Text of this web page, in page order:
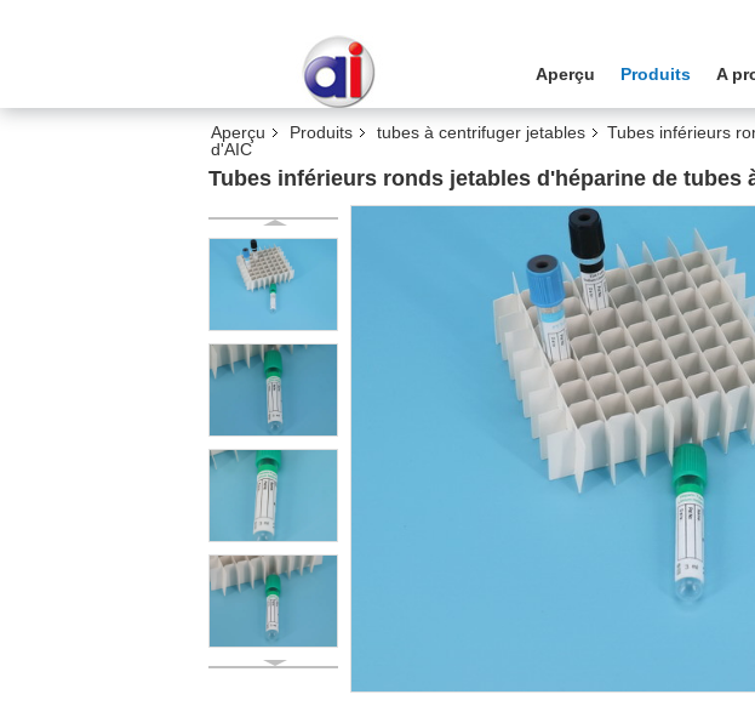
Aperçu Produits A
Aperçu Produits tubes à centrifuger jetables
Tubes inférieurs
d'AIC
Tubes inférieurs ronds jetables d'héparine de